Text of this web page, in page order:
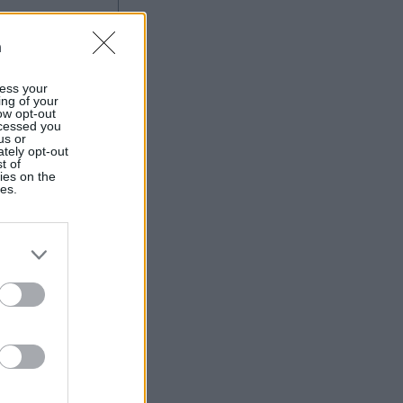
your
of your
opt-out
you
or
opt-out
of
on the
anzeigen